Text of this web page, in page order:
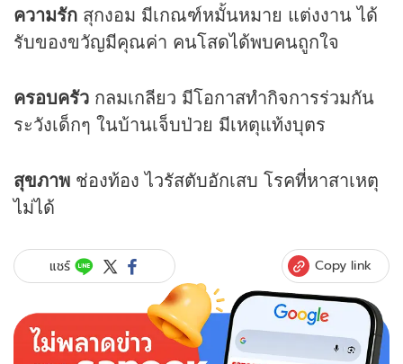
ความรัก สุกงอม มีเกณฑ์หมั้นหมาย แต่งงาน ได้
รับของขวัญมีคุณค่า คนโสดได้พบคนถูกใจ
ครอบครัว กลมเกลียว มีโอกาสทำกิจการร่วมกัน
ระวังเด็กๆ ในบ้านเจ็บป่วย มีเหตุแท้งบุตร
สุขภาพ ช่องท้อง ไวรัสตับอักเสบ โรคที่หาสาเหตุ
ไม่ได้
แชร์ Copy link